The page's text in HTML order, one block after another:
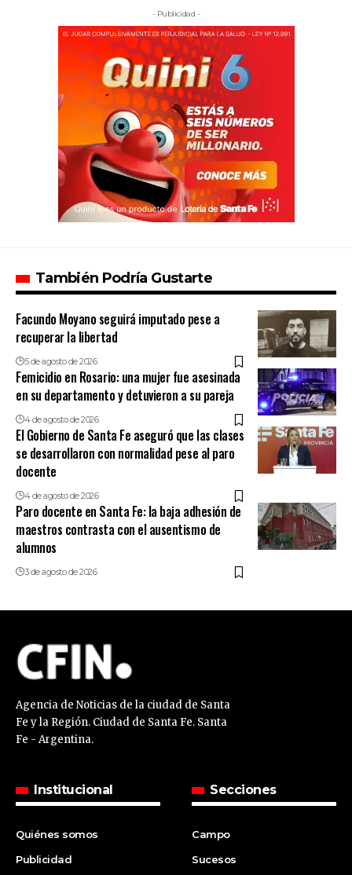
- Publicidad -
También Podría Gustarte
Facundo Moyano seguirá imputado pese a
recuperar la libertad
5 de agosto de 2026
Femicidio en Rosario: una mujer fue asesinada
en su departamento y detuvieron a su pareja
4 de agosto de 2026
El Gobierno de Santa Fe aseguró que las clases
se desarrollaron con normalidad pese al paro
docente
4 de agosto de 2026
Paro docente en Santa Fe: la baja adhesión de
maestros contrasta con el ausentismo de
alumnos
3 de agosto de 2026
Agencia de Noticias de la ciudad de Santa
Fe y la Región. Ciudad de Santa Fe. Santa
Fe - Argentina.
Institucional
Quiénes somos
Publicidad
Secciones
Campo
Sucesos